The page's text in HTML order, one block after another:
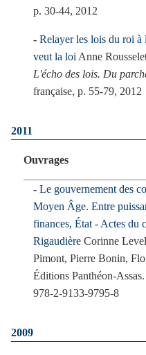
p. 30-44, 2012
Relayer les lois du roi
veut la loi Anne
L'écho des lois. Du
française, p. 55-79, 2012
2011
Ouvrages
Le gouvernement des
Moyen Âge. Entre
finances, État - Actes du
Rigaudière Corinne
Pimont, Pierre Bonin,
Éditions Panthéon-Assas.
978-2-9133-9795-8
2009